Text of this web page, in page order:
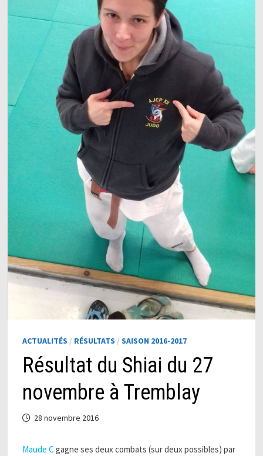
ACTUALITÉS / RÉSULTATS / SAISON 2016-2017
Résultat du Shiai du 27
novembre à Tremblay
28 novembre 2016
Maude C gagne ses deux combats (sur deux possibles) par